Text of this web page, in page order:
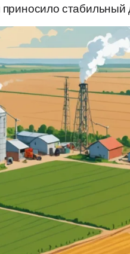
стабильный